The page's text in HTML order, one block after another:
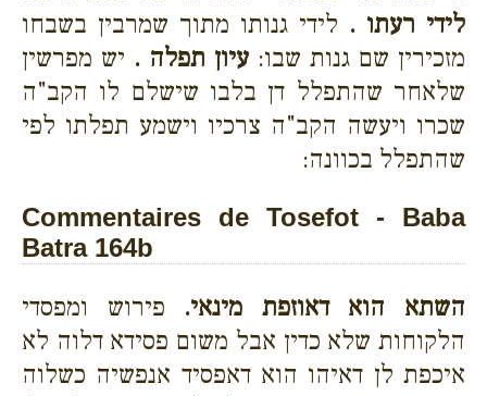
לידי רעתו . לידי גנותו מתוך שמרבין בשבחו
מזכירין שם גנות שבו: עיון תפלה . יש מפרשין
שלאחר שהתפלל דן בלבו שישלם לו הקב"ה
שכרו ויעשה הקב"ה צרכיו וישמע תפלתו לפי
שהתפלל בכוונה:
Commentaires de Tosefot - Baba
Batra 164b
השתא הוא דאוזפת מינאי. פירוש ומפסדי
הלקוחות שלא כדין אבל משום פסידא דלוה לא
איכפת לן דאיהו הוא דאפסיד אנפשיה כשלוה